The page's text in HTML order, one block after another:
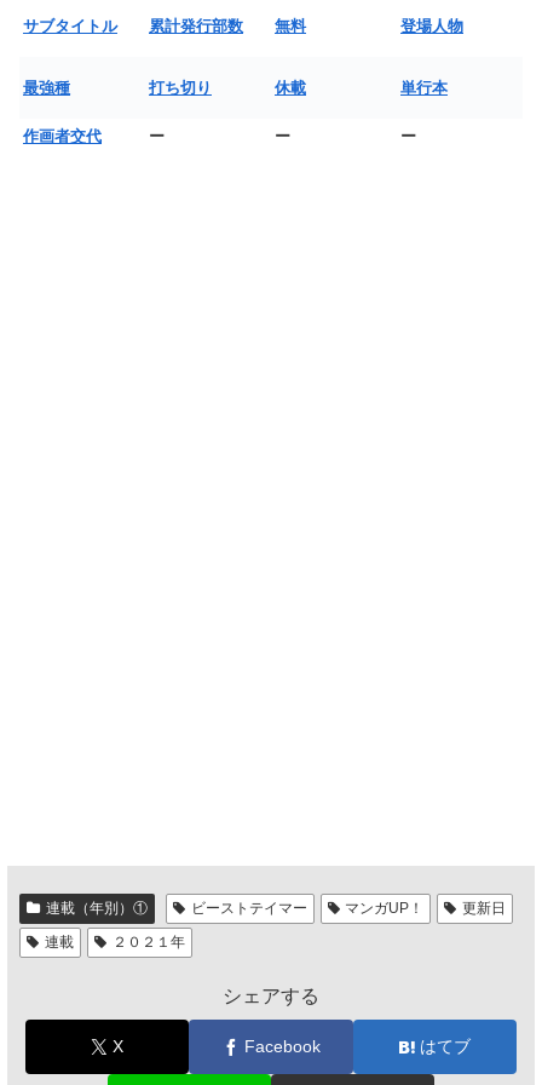
サブタイトル 累計発行部数 無料 登場人物
最強種 打ち切り 休載 単行本
作画者交代 ー ー ー
連載（年別）① ビーストテイマー マンガUP！
更新日
連載
２０２１年
シェアする
X Facebook はてブ